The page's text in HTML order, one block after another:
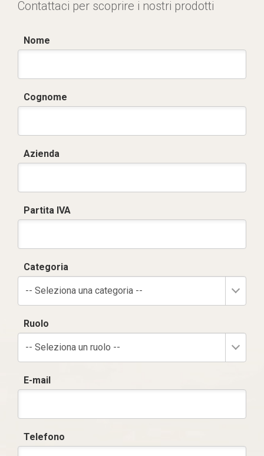
Contattaci per scoprire i nostri prodotti
Nome
Cognome
Azienda
Partita IVA
Categoria
-- Seleziona una categoria --
Ruolo
-- Seleziona un ruolo --
E-mail
Telefono